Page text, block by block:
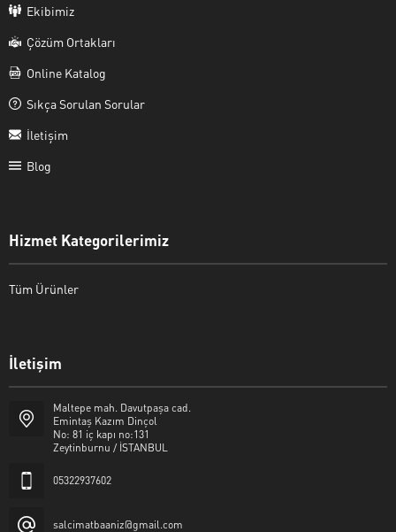
Ekibimiz
Çözüm Ortakları
Online Katalog
Sıkça Sorulan Sorular
İletişim
Blog
Hizmet Kategorilerimiz
Tüm Ürünler
İletişim
Maltepe mah. Davutpaşa cad.
Emintaş Kazım Dinçol
No: 81 iç kapı no:131
Zeytinburnu / İSTANBUL
05322937602
salcimatbaaniz@gmail.com